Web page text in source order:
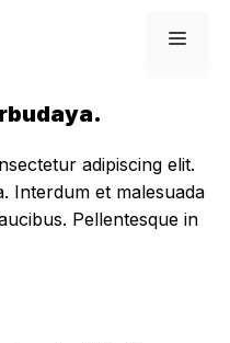
adipiscing elit.
Interdum et malesuada
Pellentesque in